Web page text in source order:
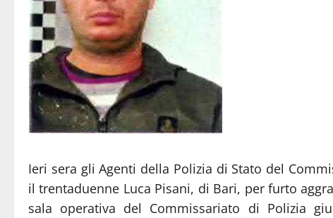
Ieri sera gli Agenti della Polizia di Stato del
il trentaduenne Luca Pisani, di Bari, per furto
sala operativa del Commissariato di Polizia